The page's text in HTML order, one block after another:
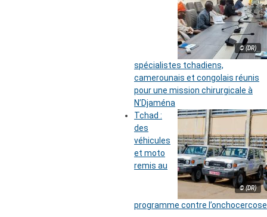
© (DR)
spécialistes tchadiens,
camerounais et congolais réunis
pour une mission chirurgicale à
N’Djaména
© (DR)
Tchad :
des
véhicules
et moto
remis au
programme contre l’onchocercose